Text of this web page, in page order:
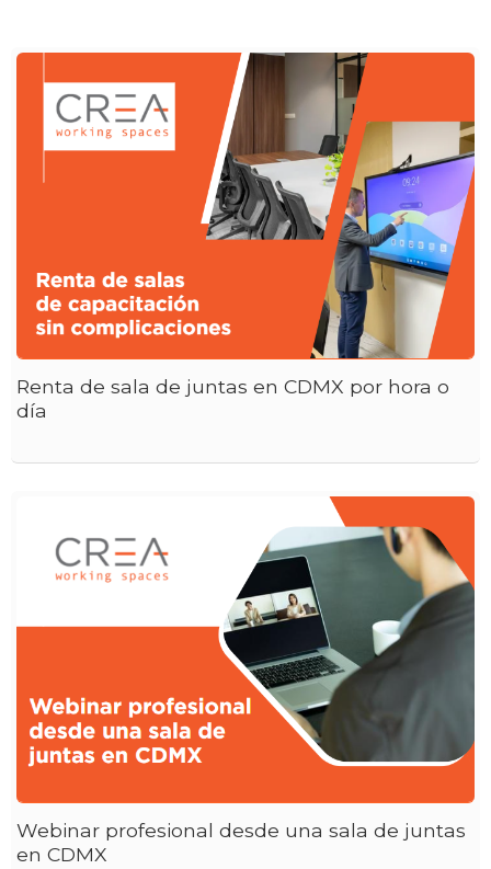
Renta de sala de juntas en CDMX por hora o
día
Webinar profesional desde una sala de juntas
en CDMX